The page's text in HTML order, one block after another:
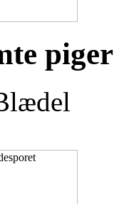
piger